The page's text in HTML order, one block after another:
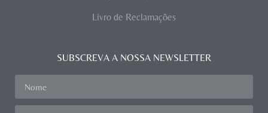
Livro de Reclamações
SUBSCREVA A NOSSA NEWSLETTER